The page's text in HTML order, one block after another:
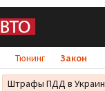
Тюнинг Закон
Штрафы ПДД в